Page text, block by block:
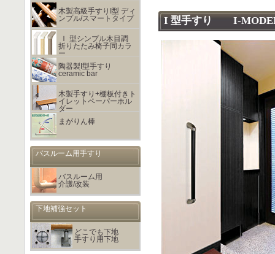
木製高級手すりI型 ディ
ンプル/スマートタイプ
Ｉ 型シンプル木目調
折りたたみ椅子同カラ
ー
陶器製I型手すり
ceramic bar
木製手すり+棚板付きト
イレットペーパーホル
ダー
まがりん棒
バスルーム用手すり
バスルーム用
介護/改装
下地補強セット
どこでも下地
手すり用下地
I 型手すり I-